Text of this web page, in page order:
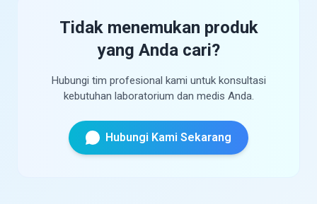
Tidak menemukan produk
yang Anda cari?
Hubungi tim profesional kami untuk konsultasi
kebutuhan laboratorium dan medis Anda.
Hubungi Kami Sekarang